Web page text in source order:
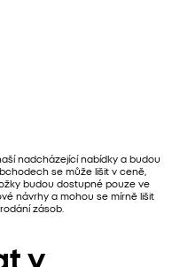
nadcházející nabídky a budou
se může lišit v ceně,
budou dostupné pouze ve
návrhy a mohou se mírně lišit
zásob.
v